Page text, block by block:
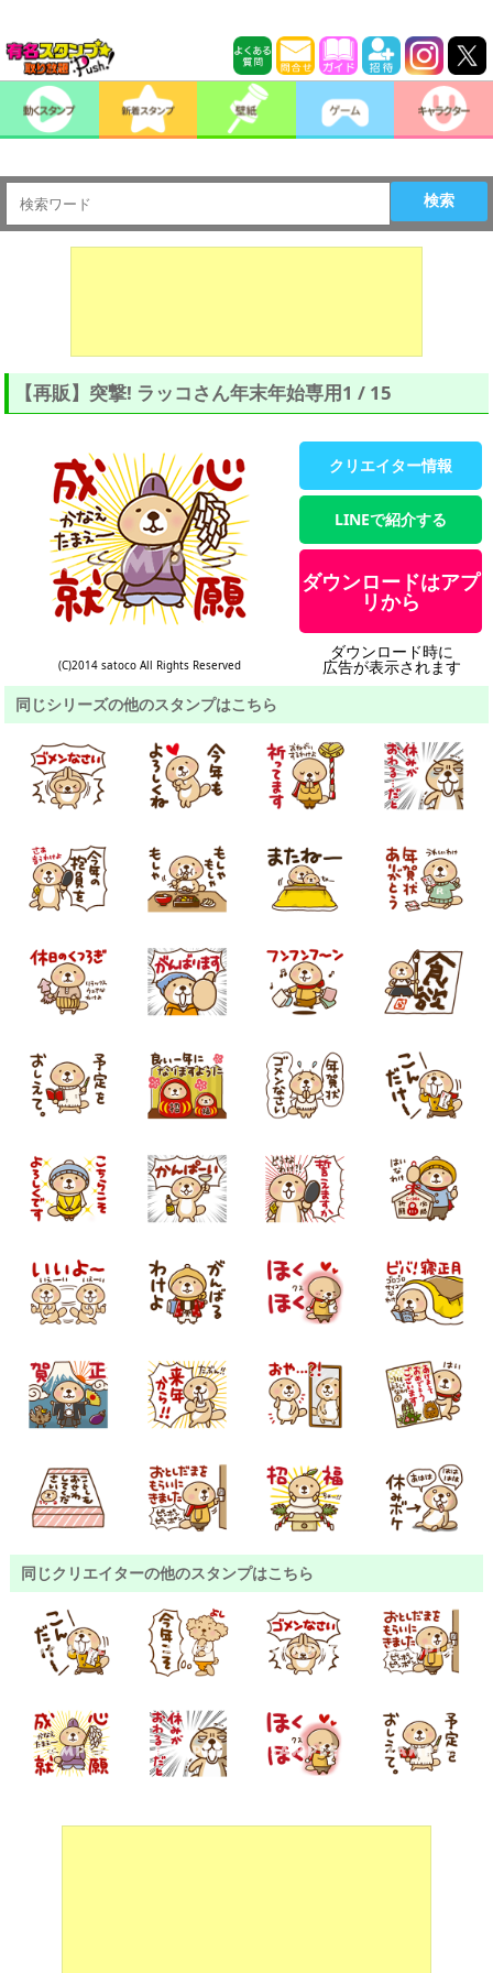
検索
【再販】突撃! ラッコさん年末年始専用1 / 15
(C)2014 satoco All Rights Reserved
クリエイター情報
LINEで紹介する
ダウンロードはアプ
リから
ダウンロード時に
広告が表示されます
同じシリーズの他のスタンプはこちら
同じクリエイターの他のスタンプはこちら